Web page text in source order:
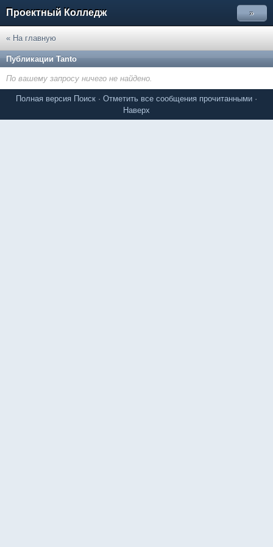
Проектный Колледж »
« На главную
Публикации Tanto
По вашему запросу ничего не найдено.
Полная версия Поиск · Отметить все сообщения прочитанными ·
Наверх